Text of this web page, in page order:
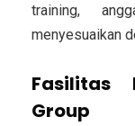
training,
menyesuaikan
Fasilitas
Group